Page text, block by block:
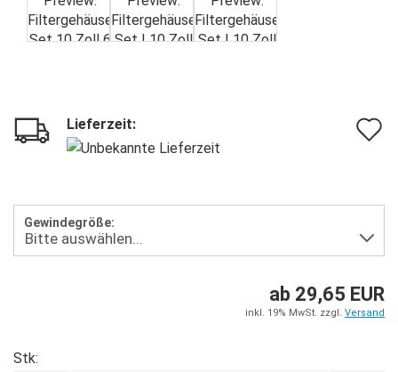
Lieferzeit:
Gewindegröße:
ab 29,65 EUR
inkl. 19% MwSt. zzgl. Versand
Stk: